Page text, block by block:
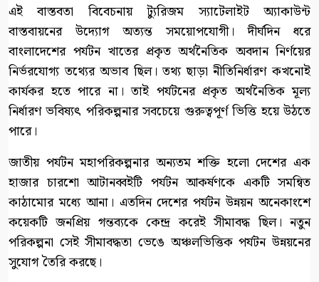
এই বাস্তবতা বিবেচনায় ট্যুরিজম স্যাটেলাইট অ্যাকাউন্ট
বাস্তবায়নের উদ্যোগ অত্যন্ত সময়োপযোগী। দীর্ঘদিন ধরে
বাংলাদেশের পর্যটন খাতের প্রকৃত অর্থনৈতিক অবদান নির্ণয়ের
নির্ভরযোগ্য তথ্যের অভাব ছিল। তথ্য ছাড়া নীতিনির্ধারণ কখনোই
কার্যকর হতে পারে না। তাই পর্যটনের প্রকৃত অর্থনৈতিক মূল্য
নির্ধারণ ভবিষ্যৎ পরিকল্পনার সবচেয়ে গুরুত্বপূর্ণ ভিত্তি হয়ে উঠতে
পারে।
জাতীয় পর্যটন মহাপরিকল্পনার অন্যতম শক্তি হলো দেশের এক
হাজার চারশো আটানব্বইটি পর্যটন আকর্ষণকে একটি সমন্বিত
কাঠামোর মধ্যে আনা। এতদিন দেশের পর্যটন উন্নয়ন অনেকাংশে
কয়েকটি জনপ্রিয় গন্তব্যকে কেন্দ্র করেই সীমাবদ্ধ ছিল। নতুন
পরিকল্পনা সেই সীমাবদ্ধতা ভেঙে অঞ্চলভিত্তিক পর্যটন উন্নয়নের
সুযোগ তৈরি করছে।